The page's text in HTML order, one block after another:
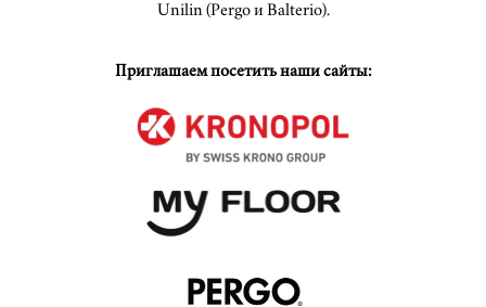
Unilin (Pergo и Balterio).
Приглашаем посетить наши сайты: